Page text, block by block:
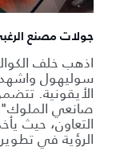
جولات مصنع
اذهب خلف
سوليهول واشهد
الأيقونية.
صانعي
الرؤية في